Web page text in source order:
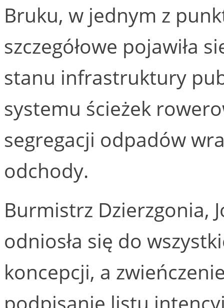
Bruku, w jednym z
szczegółowe pojawiła
stanu infrastruktury
systemu ścieżek
segregacji odpadów
odchody.
Burmistrz Dzierzgonia,
odniosła się do
koncepcji, a